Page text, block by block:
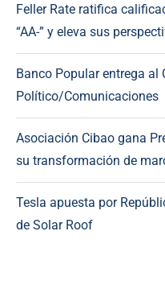
Feller Rate ratifica
“AA-” y eleva sus
Banco Popular entrega al
Político/Comunicaciones
Asociación Cibao gana
su transformación de
Tesla apuesta por
de Solar Roof